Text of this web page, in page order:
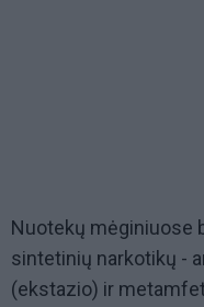
Nuotekų mėginiuose
sintetinių narkotikų -
(ekstazio) ir